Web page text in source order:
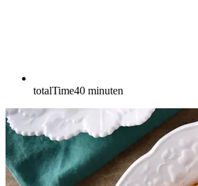
totalTime40 minuten